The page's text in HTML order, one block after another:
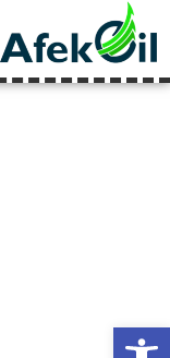
פתח סרגל נגישות